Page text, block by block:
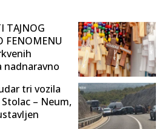
TAJNOG
FENOMENU
nadnaravno
tri vozila
– Neum,